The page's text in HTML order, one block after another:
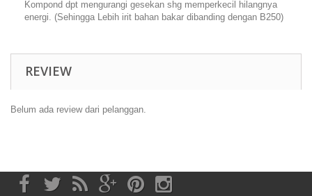
Kompond dpt mengurangi gesekan shg memperkecil hilangnya
energi. (Sehingga Lebih irit bahan bakar dibanding dengan B250)
REVIEW
Belum ada review dari pelanggan.